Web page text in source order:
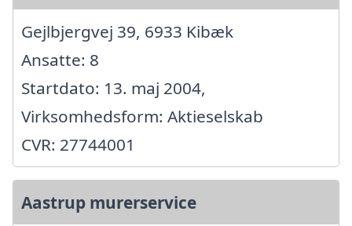
Gejlbjergvej 39, 6933 Kibæk
Ansatte: 8
Startdato: 13. maj 2004,
Virksomhedsform: Aktieselskab
CVR: 27744001
Aastrup murerservice